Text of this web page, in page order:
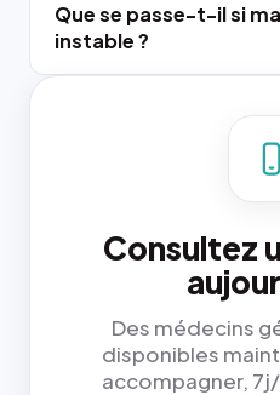
Que se passe-t-il si
instable ?
Consultez
Des médecins
disponibles
accompagner,